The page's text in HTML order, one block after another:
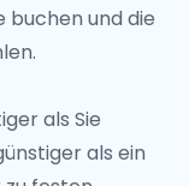
buchen und die
als Sie
als ein